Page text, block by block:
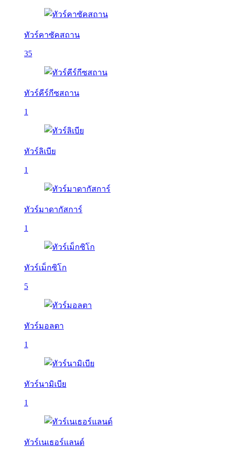
ทัวร์คาซัคสถาน
35
ทัวร์คีร์กีซสถาน
1
ทัวร์ลิเบีย
1
ทัวร์มาดากัสการ์
1
ทัวร์เม็กซิโก
5
ทัวร์มอลตา
1
ทัวร์นามิเบีย
1
ทัวร์เนเธอร์แลนด์